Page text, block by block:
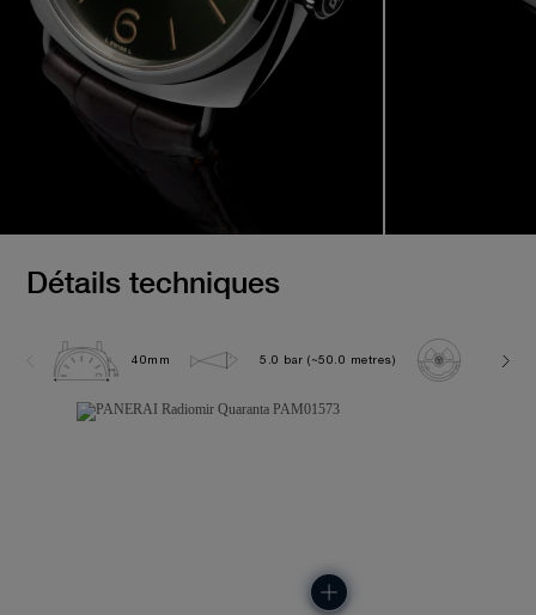
Détails techniques
40mm 5.0 bar (~50.0 metres) P900